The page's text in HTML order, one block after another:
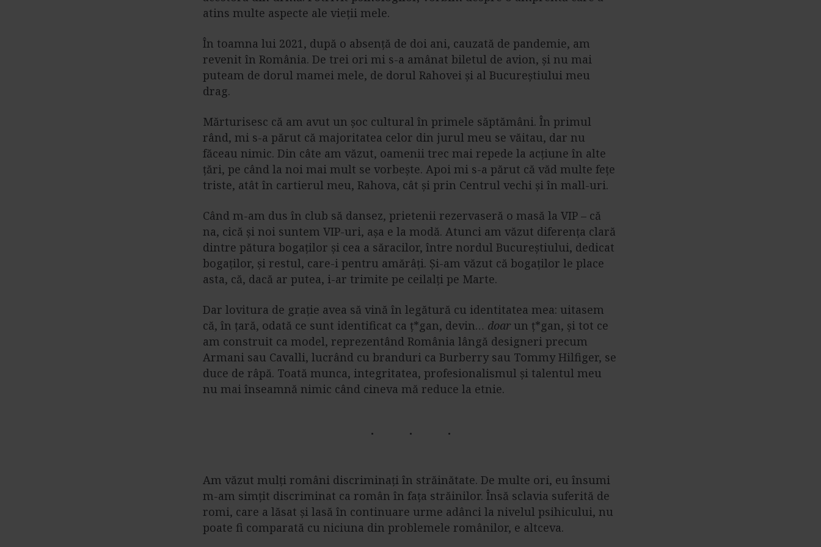
atins multe aspecte ale vieții mele.
În toamna lui 2021, după o absență de doi ani, cauzată de pandemie, am
revenit în România. De trei ori mi s-a amânat biletul de avion, și nu mai
puteam de dorul mamei mele, de dorul Rahovei și al Bucureștiului meu
drag.
Mărturisesc că am avut un șoc cultural în primele săptămâni. În primul
rând, mi s-a părut că majoritatea celor din jurul meu se văitau, dar nu
făceau nimic. Din câte am văzut, oamenii trec mai repede la acțiune în alte
țări, pe când la noi mai mult se vorbește. Apoi mi s-a părut că văd multe fețe
triste, atât în cartierul meu, Rahova, cât și prin Centrul vechi și în mall-uri.
Când m-am dus în club să dansez, prietenii rezervaseră o masă la VIP – că
na, cică și noi suntem VIP-uri, așa e la modă. Atunci am văzut diferența clară
dintre pătura bogaților și cea a săracilor, între nordul Bucureștiului, dedicat
bogaților, și restul, care-i pentru amărâți. Și-am văzut că bogaților le place
asta, că, dacă ar putea, i-ar trimite pe ceilalți pe Marte.
Dar lovitura de grație avea să vină în legătură cu identitatea mea: uitasem
că, în țară, odată ce sunt identificat ca ț*gan, devin… doar un ț*gan, și tot ce
am construit ca model, reprezentând România lângă designeri precum
Armani sau Cavalli, lucrând cu branduri ca Burberry sau Tommy Hilfiger, se
duce de râpă. Toată munca, integritatea, profesionalismul și talentul meu
nu mai înseamnă nimic când cineva mă reduce la etnie.
Am văzut mulți români discriminați în străinătate. De multe ori, eu însumi
m-am simțit discriminat ca român în fața străinilor. Însă sclavia suferită de
romi, care a lăsat și lasă în continuare urme adânci la nivelul psihicului, nu
poate fi comparată cu niciuna din problemele românilor, e altceva.